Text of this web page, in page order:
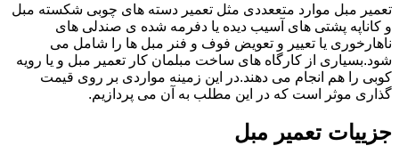
تعمیر مبل موارد متععددی مثل تعمیر دسته های چوبی شکسته مبل
و کاناپه پشتی های آسیب دیده یا دفرمه شده ی صندلی های
ناهارخوری یا تعییر و تعویض فوف و فنر مبل ها را شامل می
شود.بسیاری از کارگاه های ساخت مبلمان کار تعمیر مبل و یا رویه
کوبی را هم انجام می دهند.در این زمینه مواردی بر روی قیمت
گذاری موثر است که در این مطلب به آن می پردازیم.
جزییات تعمیر مبل